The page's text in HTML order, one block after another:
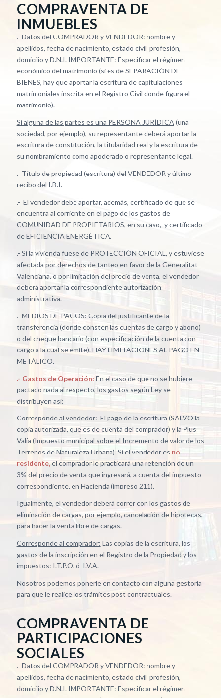
COMPRAVENTA DE
INMUEBLES
.- Datos del COMPRADOR y VENDEDOR: nombre y
apellidos, fecha de nacimiento, estado civil, profesión,
domicilio y D.N.I. IMPORTANTE: Especificar el régimen
económico del matrimonio (si es de SEPARACIÓN DE
BIENES, hay que aportar la escritura de capitulaciones
matrimoniales inscrita en el Registro Civil donde figura el
matrimonio).
Si alguna de las partes es una PERSONA JURÍDICA (una
sociedad, por ejemplo), su representante deberá aportar la
escritura de constitución, la titularidad real y la escritura de
su nombramiento como apoderado o representante legal.
.- Título de propiedad (escritura) del VENDEDOR y último
recibo del I.B.I.
.- El vendedor debe aportar, además, certificado de que se
encuentra al corriente en el pago de los gastos de
COMUNIDAD DE PROPIETARIOS, en su caso, y certificado
de EFICIENCIA ENERGÉTICA.
.- Si la vivienda fuese de PROTECCIÓN OFICIAL, y estuviese
afectada por derechos de tanteo en favor de la Generalitat
Valenciana, o por limitación del precio de venta, el vendedor
deberá aportar la correspondiente autorización
administrativa.
.- MEDIOS DE PAGOS: Copia del justificante de la
transferencia (donde consten las cuentas de cargo y abono)
o del cheque bancario (con especificación de la cuenta con
cargo a la cual se emite). HAY LIMITACIONES AL PAGO EN
METÁLICO.
.- Gastos de Operación: En el caso de que no se hubiere
pactado nada al respecto, los gastos según Ley se
distribuyen así:
Corresponde al vendedor: El pago de la escritura (SALVO la
copia autorizada, que es de cuenta del comprador) y la Plus
Valía (Impuesto municipal sobre el Incremento de valor de los
Terrenos de Naturaleza Urbana). Si el vendedor es no
residente,el comprador le practicará una retención de un
3% del precio de venta que ingresará, a cuenta del impuesto
correspondiente, en Hacienda (impreso 211).
Igualmente, el vendedor deberá correr con los gastos de
eliminación de cargas, por ejemplo, cancelación de hipotecas,
para hacer la venta libre de cargas.
Corresponde al comprador: Las copias de la escritura, los
gastos de la inscripción en el Registro de la Propiedad y los
impuestos: I.T.P.O. ó I.V.A.
Nosotros podemos ponerle en contacto con alguna gestoría
para que le realice los trámites post contractuales.
COMPRAVENTA DE
PARTICIPACIONES
SOCIALES
.- Datos del COMPRADOR y VENDEDOR: nombre y
apellidos, fecha de nacimiento, estado civil, profesión,
domicilio y D.N.I. IMPORTANTE: Especificar el régimen